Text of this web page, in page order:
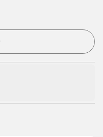
registrera dig som